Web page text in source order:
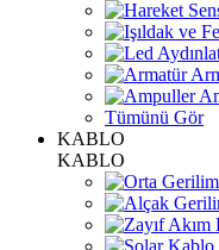
Tümünü Gör
KABLO
KABLO